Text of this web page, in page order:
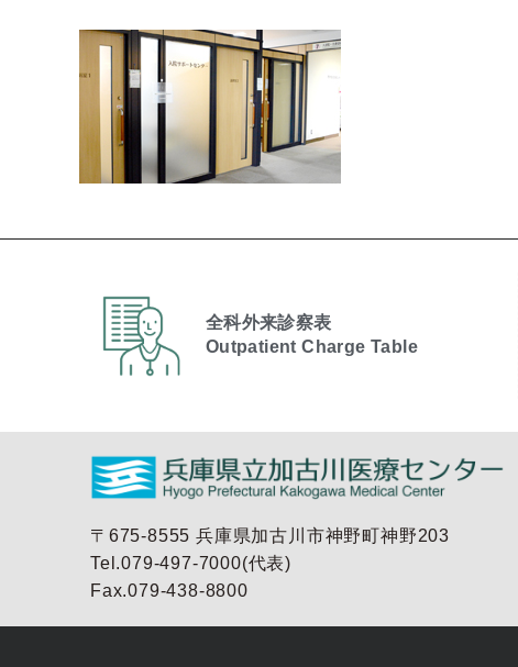
全科外来診察表
Outpatient Charge Table​
〒675-8555 兵庫県加古川市神野町神野203
Tel.079-497-7000(代表)
Fax.079-438-8800